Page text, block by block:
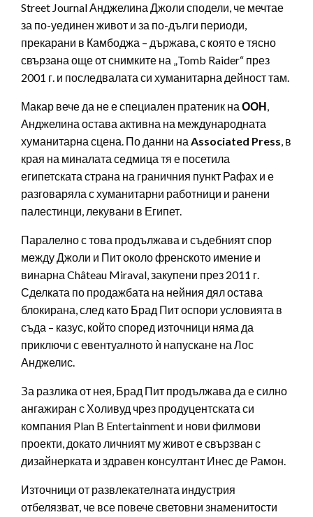
Street Journal Анджелина Джоли сподели, че мечтае
за по-уединен живот и за по-дълги периоди,
прекарани в Камбоджа – държава, с която е тясно
свързана още от снимките на „Tomb Raider“ през
2001 г. и последвалата си хуманитарна дейност там.
Макар вече да не е специален пратеник на ООН,
Анджелина остава активна на международната
хуманитарна сцена. По данни на Associated Press, в
края на миналата седмица тя е посетила
египетската страна на граничния пункт Рафах и е
разговаряла с хуманитарни работници и ранени
палестинци, лекувани в Египет.
Паралелно с това продължава и съдебният спор
между Джоли и Пит около френското имение и
винарна Château Miraval, закупени през 2011 г.
Сделката по продажбата на нейния дял остава
блокирана, след като Брад Пит оспори условията в
съда – казус, който според източници няма да
приключи с евентуалното ѝ напускане на Лос
Анджелис.
За разлика от нея, Брад Пит продължава да е силно
ангажиран с Холивуд чрез продуцентската си
компания Plan B Entertainment и нови филмови
проекти, докато личният му живот е свързван с
дизайнерката и здравен консултант Инес де Рамон.
Източници от развлекателната индустрия
отбелязват, че все повече световни знаменитости